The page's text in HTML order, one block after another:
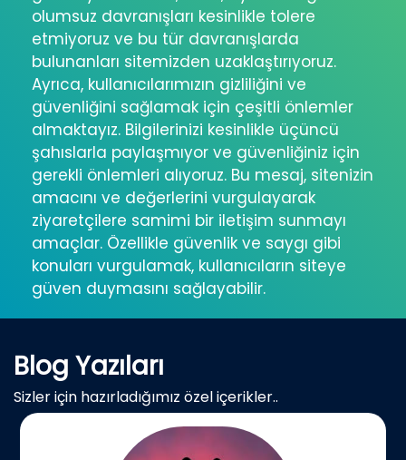
olumsuz davranışları kesinlikle tolere
etmiyoruz ve bu tür davranışlarda
bulunanları sitemizden uzaklaştırıyoruz.
Ayrıca, kullanıcılarımızın gizliliğini ve
güvenliğini sağlamak için çeşitli önlemler
almaktayız. Bilgilerinizi kesinlikle üçüncü
şahıslarla paylaşmıyor ve güvenliğiniz için
gerekli önlemleri alıyoruz. Bu mesaj, sitenizin
amacını ve değerlerini vurgulayarak
ziyaretçilere samimi bir iletişim sunmayı
amaçlar. Özellikle güvenlik ve saygı gibi
konuları vurgulamak, kullanıcıların siteye
güven duymasını sağlayabilir.
Blog Yazıları
Sizler için hazırladığımız özel içerikler..